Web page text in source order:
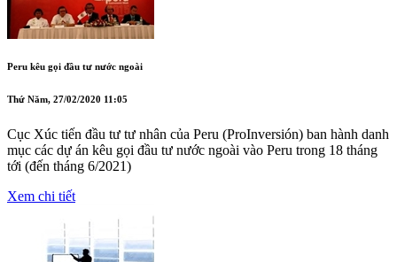
Peru kêu gọi đầu tư nước ngoài
Thứ Năm, 27/02/2020 11:05
Cục Xúc tiến đầu tư tư nhân của Peru (ProInversión) ban hành danh
mục các dự án kêu gọi đầu tư nước ngoài vào Peru trong 18 tháng
tới (đến tháng 6/2021)
Xem chi tiết